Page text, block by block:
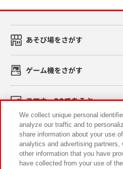
あそび場をさがす
ゲーム機をさがす
スマホ・PCであそぶ
イベント・キャンペーン
We collect unique personal
analyze our traffic and to
share information about your use
analytics and advertising
other information that you have
have collected from your use of